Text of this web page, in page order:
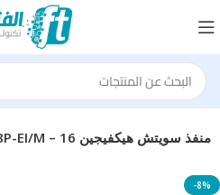
DS-3E1518P-EI/M – 16 منفذ سويتش هيكفيجين
-8%